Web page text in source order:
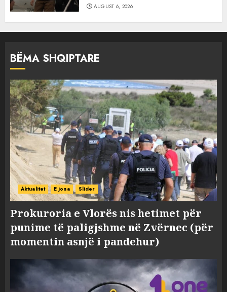
AUGUST 6, 2026
BËMA SHQIPTARE
Aktualitet E jona Slider
Prokuroria e Vlorës nis hetimet për
punime të paligjshme në Zvërnec (për
momentin asnjë i pandehur)